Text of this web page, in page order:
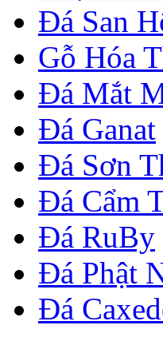
Đá San
Gỗ Hóa
Đá Mắt
Đá Ganat
Đá Sơn
Đá Cẩm
Đá RuBy
Đá Phật
Đá